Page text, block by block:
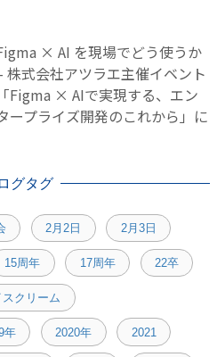
× AI を現場でどう使うか
株式会社アツラエ主催イベント
「Figma × AIで実現する、エン
ープライズ開発のこれから」に
グタグ
2月2日 2月3日
15周年 17周年 22卒
クリーム
年 2020年 2021